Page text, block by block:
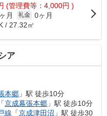
(管理費等：4,000円 )
月 礼金 0ヶ月
/ 27.32㎡
ア
本郷 」駅 徒歩10分
「京成幕張本郷 」駅 徒歩10分
線 「京成津田沼 」駅 徒歩30